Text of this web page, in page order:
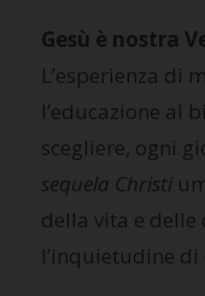
Gesù è nostra
L’esperienza di
l’educazione al
scegliere, ogni
sequela Christi
della vita e delle
l’inquietudine di